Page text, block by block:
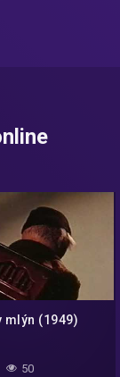
mlýn (1949)
50